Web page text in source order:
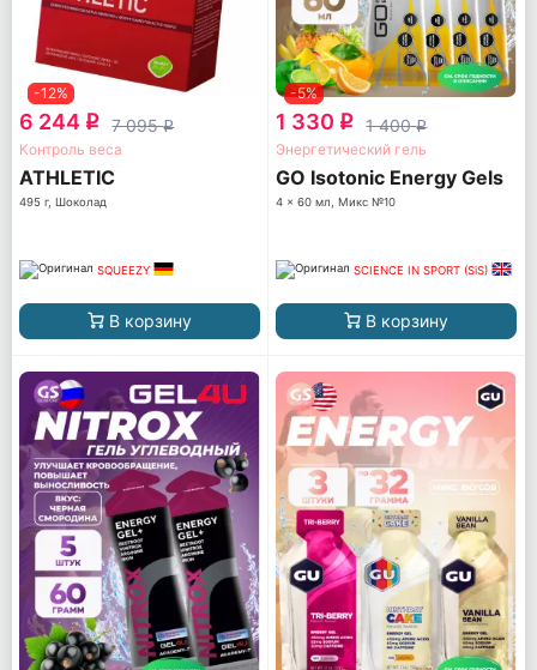
-12%
6 244 q 7 095q
Контроль веса
ATHLETIC
495 г, Шоколад
SQUEEZY
В корзину
-5%
1 330 q 1 400q
Энергетический гель
GO Isotonic Energy Gels
4 x 60 мл, Микс №10
SCIENCE IN SPORT (SiS)
В корзину